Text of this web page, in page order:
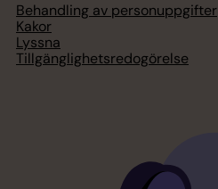
Behandling av personuppgifter
Kakor
Lyssna
Tillgänglighetsredogörelse